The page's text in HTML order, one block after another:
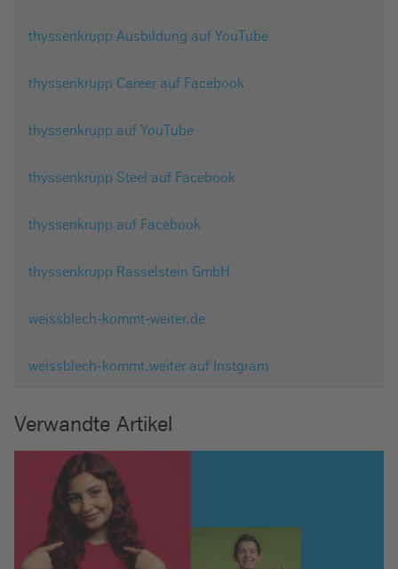
thyssenkrupp Ausbildung auf YouTube
thyssenkrupp Career auf Facebook
thyssenkrupp auf YouTube
thyssenkrupp Steel auf Facebook
thyssenkrupp auf Facebook
thyssenkrupp Rasselstein GmbH
weissblech-kommt-weiter.de
weissblech-kommt.weiter auf Instgram
Verwandte Artikel